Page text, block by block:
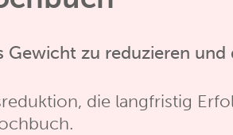
Gewicht zu reduzieren
die langfristig